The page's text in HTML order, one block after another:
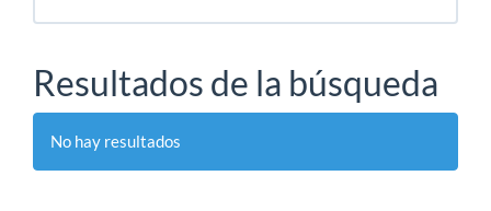
Resultados de la búsqueda
No hay resultados